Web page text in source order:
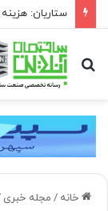
جستجو
برای
خانه / مجله خبری